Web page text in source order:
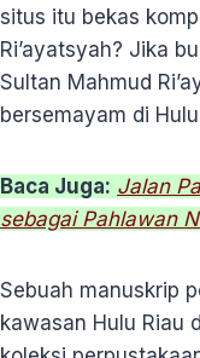
situs itu bekas
Ri’ayatsyah? Jika
Sultan Mahmud
bersemayam di
Baca Juga: Jalan
sebagai Pahlawan
Sebuah manuskrip
kawasan Hulu Riau